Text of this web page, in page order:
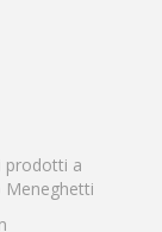
prodotti a
Meneghetti